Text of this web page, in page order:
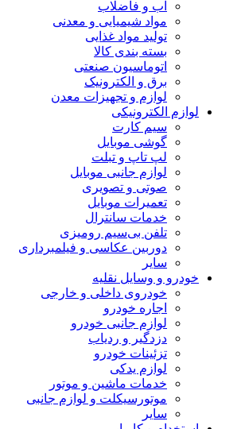
آب و فاضلاب
مواد شیمیایی و معدنی
تولید مواد غذایی
بسته بندی کالا
اتوماسیون صنعتی
برق و الکترونیک
لوازم و تجهیزات معدن
لوازم الکترونیکی
سیم کارت
گوشی موبایل
لپ تاپ و تبلت
لوازم جانبی موبایل
صوتی و تصویری
تعمیرات موبایل
خدمات سانترال
تلفن بی‌سیم رومیزی
دوربین عکاسی و فیلمبرداری
سایر
خودرو و وسایل نقلیه
خودروی داخلی و خارجی
اجاره خودرو
لوازم جانبی خودرو
دزدگیر و ردیاب
تزئینات خودرو
لوازم یدکی
خدمات ماشین و موتور
موتورسیکلت و لوازم جانبی
سایر